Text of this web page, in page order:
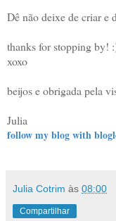
Dê não deixe de criar e
thanks for stopping by!
xoxo
beijos e obrigada pela
Julia
follow my blog with
Julia Cotrim às 08:00
Compartilhar